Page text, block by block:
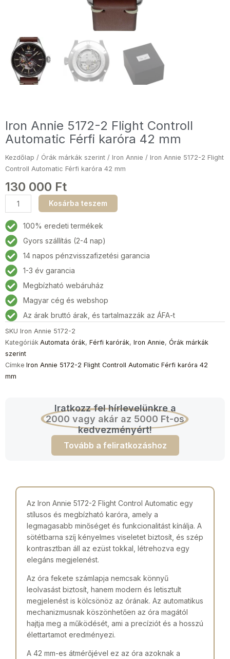
Iron Annie 5172-2 Flight Controll
Automatic Férfi karóra 42 mm
Kezdőlap / Órák márkák szerint / Iron Annie / Iron Annie 5172-2 Flight
Controll Automatic Férfi karóra 42 mm
130 000 Ft
Iron
Annie
5172-
2
Flight
Controll
Automatic
Férfi
karóra
42
mm
mennyiség
Kosárba teszem
100% eredeti termékek
Gyors szállítás (2-4 nap)
14 napos pénzvisszafizetési garancia
1-3 év garancia
Megbízható webáruház
Magyar cég és webshop
Az árak bruttó árak, és tartalmazzák az ÁFA-t
SKU Iron Annie 5172-2
Kategóriák Automata órák, Férfi karórák, Iron Annie, Órák márkák
szerint
Címke Iron Annie 5172-2 Flight Controll Automatic Férfi karóra 42
mm
Iratkozz fel hírlevelünkre a
2000 vagy akár az 5000 Ft-os
kedvezményért!
Tovább a feliratkozáshoz
Az Iron Annie 5172-2 Flight Control Automatic egy
stílusos és megbízható karóra, amely a
legmagasabb minőséget és funkcionalitást kínálja. A
sötétbarna szíj kényelmes viseletet biztosít, és szép
kontrasztban áll az ezüst tokkal, létrehozva egy
elegáns megjelenést.
Az óra fekete számlapja nemcsak könnyű
leolvasást biztosít, hanem modern és letisztult
megjelenést is kölcsönöz az órának. Az automatikus
mechanizmusnak köszönhetően az óra magától
hajtja meg a működését, ami a precíziót és a hosszú
élettartamot eredményezi.
A 42 mm-es átmérőjével ez az óra azoknak a